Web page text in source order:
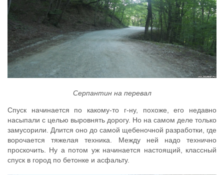
Серпантин на перевал
Спуск начинается по какому-то г-ну, похоже, его недавно
насыпали с целью выровнять дорогу. Но на самом деле только
замусорили. Длится оно до самой щебеночной разработки, где
ворочается тяжелая техника. Между ней надо технично
проскочить. Ну а потом уж начинается настоящий, классный
спуск в город по бетонке и асфальту.